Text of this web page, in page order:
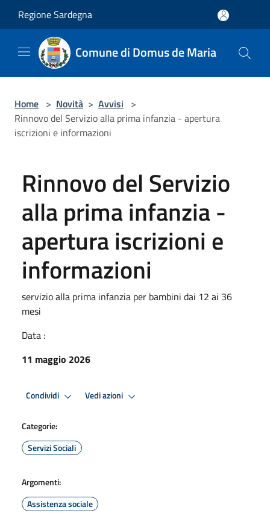
Regione Sardegna
Comune di Domus de Maria
Home > Novità > Avvisi >
Rinnovo del Servizio alla prima infanzia - apertura
iscrizioni e informazioni
Rinnovo del Servizio
alla prima infanzia -
apertura iscrizioni e
informazioni
servizio alla prima infanzia per bambini dai 12 ai 36
mesi
Data :
11 maggio 2026
Condividi Vedi azioni
Categorie:
Servizi Sociali
Argomenti:
Assistenza sociale